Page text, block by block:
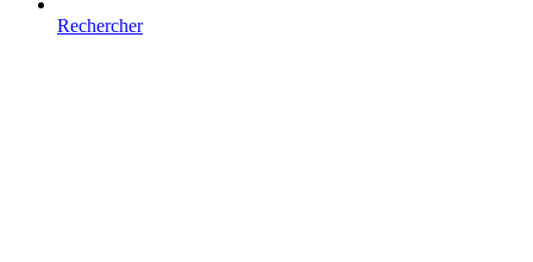
Rechercher